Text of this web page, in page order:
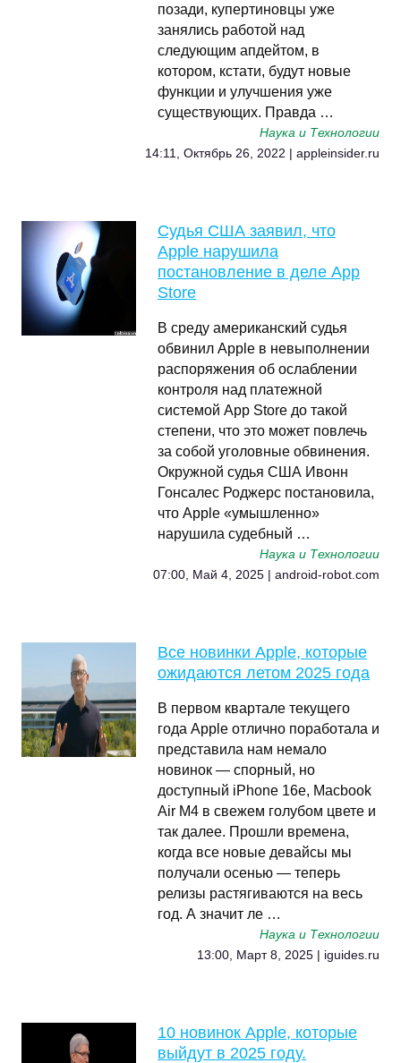
позади, купертиновцы уже
занялись работой над
следующим апдейтом, в
котором, кстати, будут новые
функции и улучшения уже
существующих. Правда …
Наука и Технологии
14:11, Октябрь 26, 2022 | appleinsider.ru
Судья США заявил, что
Apple нарушила
постановление в деле App
Store
В среду американский судья
обвинил Apple в невыполнении
распоряжения об ослаблении
контроля над платежной
системой App Store до такой
степени, что это может повлечь
за собой уголовные обвинения.
Окружной судья США Ивонн
Гонсалес Роджерс постановила,
что Apple «умышленно»
нарушила судебный …
Наука и Технологии
07:00, Май 4, 2025 | android-robot.com
Все новинки Apple, которые
ожидаются летом 2025 года
В первом квартале текущего
года Apple отлично поработала и
представила нам немало
новинок — спорный, но
доступный iPhone 16e, Macbook
Air M4 в свежем голубом цвете и
так далее. Прошли времена,
когда все новые девайсы мы
получали осенью — теперь
релизы растягиваются на весь
год. А значит ле …
Наука и Технологии
13:00, Март 8, 2025 | iguides.ru
10 новинок Apple, которые
выйдут в 2025 году.